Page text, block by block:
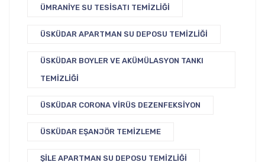
ÜMRANIYE SU TESISATI TEMIZLIĞI
ÜSKÜDAR APARTMAN SU DEPOSU TEMIZLIĞI
ÜSKÜDAR BOYLER VE AKÜMÜLASYON TANKI
TEMIZLIĞI
ÜSKÜDAR CORONA VIRÜS DEZENFEKSIYON
ÜSKÜDAR EŞANJÖR TEMIZLEME
ŞILE APARTMAN SU DEPOSU TEMIZLIĞI